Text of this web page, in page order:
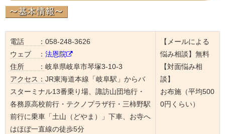
電話 ： 058-248-3626
ウェブ ： 法恩院
住所 ： 岐阜県岐阜市琴塚3-10-3
アクセス： JR東海道本線「岐阜駅」からバ
スターミナル13番乗り場、諏訪山団地行・
各務原高校前行・テクノプラザ行・三柿野駅
前行に乗車「土山（どやま）」下車、お寺へ
はほぼ一直線の徒歩5分
【メールによる
悩み相談】無料
【対面悩み相
談】
お布施（平均500
0円くらい）